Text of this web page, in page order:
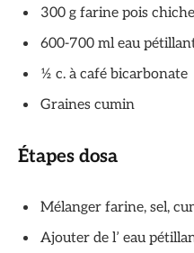
300 g farine pois
600-700 ml eau
½ c. à café bicarbonate
Graines cumin
Étapes dosa
Mélanger farine, sel,
Ajouter de l’ eau